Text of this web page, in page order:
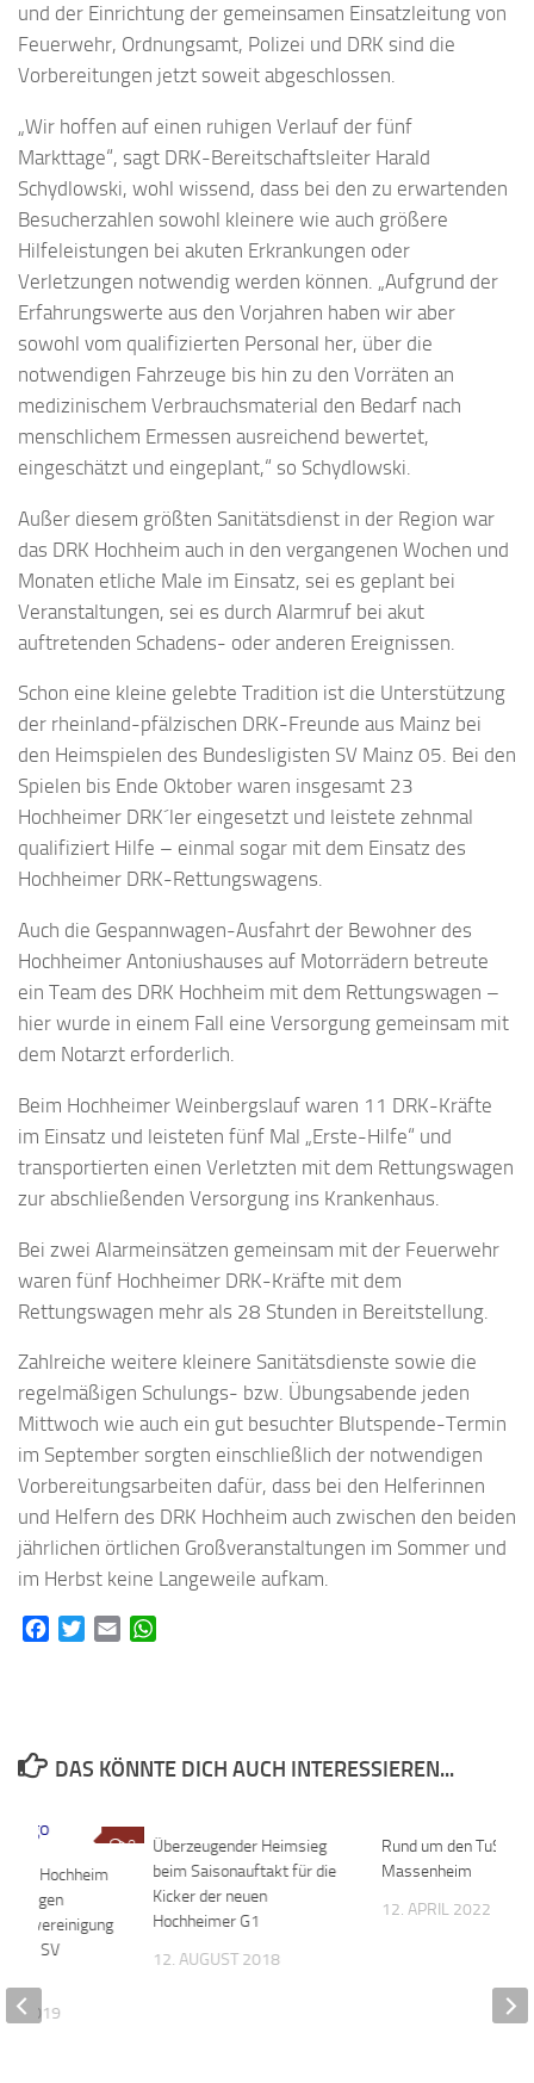
und der Einrichtung der gemeinsamen Einsatzleitung von
Feuerwehr, Ordnungsamt, Polizei und DRK sind die
Vorbereitungen jetzt soweit abgeschlossen.
„Wir hoffen auf einen ruhigen Verlauf der fünf
Markttage“, sagt DRK-Bereitschaftsleiter Harald
Schydlowski, wohl wissend, dass bei den zu erwartenden
Besucherzahlen sowohl kleinere wie auch größere
Hilfeleistungen bei akuten Erkrankungen oder
Verletzungen notwendig werden können. „Aufgrund der
Erfahrungswerte aus den Vorjahren haben wir aber
sowohl vom qualifizierten Personal her, über die
notwendigen Fahrzeuge bis hin zu den Vorräten an
medizinischem Verbrauchsmaterial den Bedarf nach
menschlichem Ermessen ausreichend bewertet,
eingeschätzt und eingeplant,“ so Schydlowski.
Außer diesem größten Sanitätsdienst in der Region war
das DRK Hochheim auch in den vergangenen Wochen und
Monaten etliche Male im Einsatz, sei es geplant bei
Veranstaltungen, sei es durch Alarmruf bei akut
auftretenden Schadens- oder anderen Ereignissen.
Schon eine kleine gelebte Tradition ist die Unterstützung
der rheinland-pfälzischen DRK-Freunde aus Mainz bei
den Heimspielen des Bundesligisten SV Mainz 05. Bei den
Spielen bis Ende Oktober waren insgesamt 23
Hochheimer DRK´ler eingesetzt und leistete zehnmal
qualifiziert Hilfe – einmal sogar mit dem Einsatz des
Hochheimer DRK-Rettungswagens.
Auch die Gespannwagen-Ausfahrt der Bewohner des
Hochheimer Antoniushauses auf Motorrädern betreute
ein Team des DRK Hochheim mit dem Rettungswagen –
hier wurde in einem Fall eine Versorgung gemeinsam mit
dem Notarzt erforderlich.
Beim Hochheimer Weinbergslauf waren 11 DRK-Kräfte
im Einsatz und leisteten fünf Mal „Erste-Hilfe“ und
transportierten einen Verletzten mit dem Rettungswagen
zur abschließenden Versorgung ins Krankenhaus.
Bei zwei Alarmeinsätzen gemeinsam mit der Feuerwehr
waren fünf Hochheimer DRK-Kräfte mit dem
Rettungswagen mehr als 28 Stunden in Bereitstellung.
Zahlreiche weitere kleinere Sanitätsdienste sowie die
regelmäßigen Schulungs- bzw. Übungsabende jeden
Mittwoch wie auch ein gut besuchter Blutspende-Termin
im September sorgten einschließlich der notwendigen
Vorbereitungsarbeiten dafür, dass bei den Helferinnen
und Helfern des DRK Hochheim auch zwischen den beiden
jährlichen örtlichen Großveranstaltungen im Sommer und
im Herbst keine Langeweile aufkam.
FacebookTwitterEmail
DAS KÖNNTE DICH AUCH INTERESSIEREN...
Überzeugender Heimsieg
beim Saisonauftakt für die
Kicker der neuen
Hochheimer G1
12. AUGUST 2018
Rund um den TuS
Massenheim
12. APRIL 2022
0
Hochheim
gegen
SV
2019